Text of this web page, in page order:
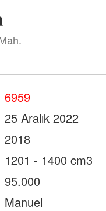
6959
25 Aralık 2022
2018
1201 - 1400 cm3
95.000
Manuel